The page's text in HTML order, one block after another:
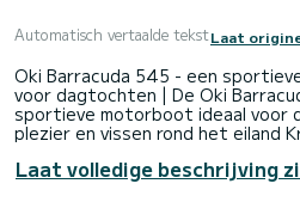
Automatisch vertaalde tekstLaat
Oki Barracuda 545 - een
voor dagtochten | De Oki
sportieve motorboot ideaal voor
plezier en vissen rond het eiland
handling en voldoende ruimte voor
Aangedreven door een 100 pk
Laat volledige beschrijving